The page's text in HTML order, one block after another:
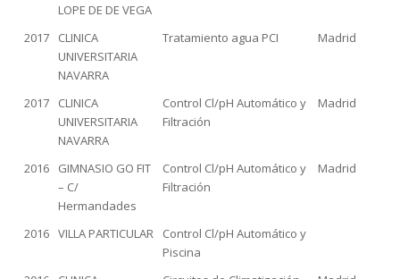
LOPE DE DE VEGA
2017
CLINICA
UNIVERSITARIA
NAVARRA
Tratamiento agua PCI Madrid
2017
CLINICA
UNIVERSITARIA
NAVARRA
Control Cl/pH Automático y
Filtración
Madrid
2016
GIMNASIO GO FIT
– C/
Hermandades
Control Cl/pH Automático y
Filtración
Madrid
2016 VILLA PARTICULAR
Control Cl/pH Automático y
Piscina